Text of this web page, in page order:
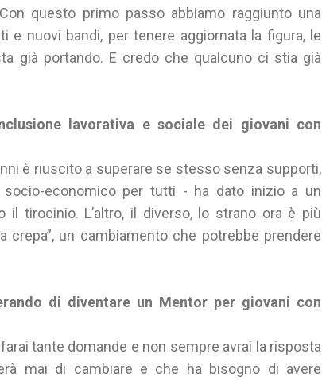
questo primo passo abbiamo raggiunto una
e nuovi bandi, per tenere aggiornata la figura, le
già portando. E credo che qualcuno ci stia già
lavorativa e sociale dei giovani con
è riuscito a superare se stesso senza supporti,
economico per tutti - ha dato inizio a un
il tirocinio. L’altro, il diverso, lo strano ora è più
un cambiamento che potrebbe prendere
di diventare un Mentor per giovani con
tante domande e non sempre avrai la risposta
mai di cambiare e che ha bisogno di avere